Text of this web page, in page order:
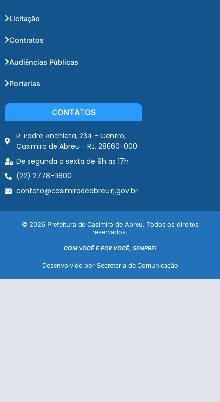
Licitação
Contratos
Audiências Públicas
Portarias
CONTATOS
R. Padre Anchieta, 234 - Centro,
Casimiro de Abreu - RJ, 28860-000
De segunda à sexta de 9h às 17h
(22) 2778-9800
contato@casimirodeabreu.rj.gov.br
© 2026 Prefeitura de Casimiro de Abreu. Todos os direitos
reservados.
COM VOCÊ E POR VOCÊ, SEMPRE!
Desenvolvido por Secretaria de Comunicação